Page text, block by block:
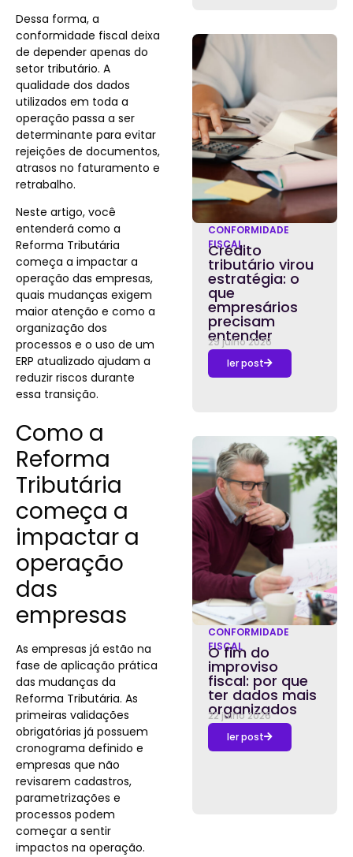
Dessa forma, a
conformidade fiscal deixa
de depender apenas do
setor tributário. A
qualidade dos dados
utilizados em toda a
operação passa a ser
determinante para evitar
rejeições de documentos,
atrasos no faturamento e
retrabalho.
Neste artigo, você
entenderá como a
Reforma Tributária
começa a impactar a
operação das empresas,
quais mudanças exigem
maior atenção e como a
organização dos
processos e o uso de um
ERP atualizado ajudam a
reduzir riscos durante
essa transição.
Como a
Reforma
Tributária
começa a
impactar a
operação
das
empresas
As empresas já estão na
fase de aplicação prática
das mudanças da
Reforma Tributária. As
primeiras validações
obrigatórias já possuem
cronograma definido e
empresas que não
revisarem cadastros,
parametrizações e
processos podem
começar a sentir
impactos na operação.
CONFORMIDADE
FISCAL
Crédito
tributário virou
estratégia: o
que
empresários
precisam
entender
29 julho 2026
ler post
CONFORMIDADE
FISCAL
O fim do
improviso
fiscal: por que
ter dados mais
organizados
22 julho 2026
ler post